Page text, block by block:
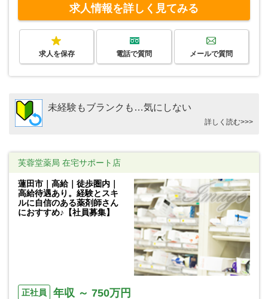
求人情報を詳しく見てみる
求人を保存 電話で質問 メールで質問
未経験もブランクも…気にしない
詳しく読む>>>
芙蓉堂薬局 在宅サポート店
蓮田市｜高給｜徒歩圏内｜
高給待遇あり。経験とスキ
ルに自信のある薬剤師さん
におすすめ♪【社員募集】
正社員 年収 ～ 750万円